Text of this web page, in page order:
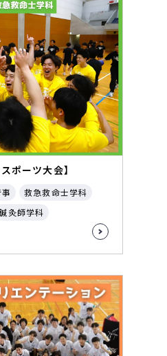
ポーツ大会】
救急救命士学科
灸師学科